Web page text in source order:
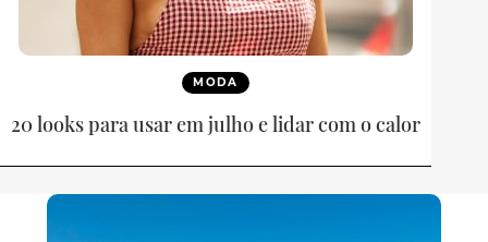
MODA
20 looks para usar em julho e lidar com o calor